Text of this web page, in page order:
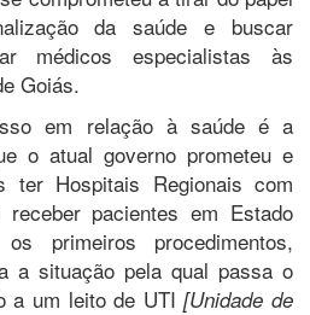
da saúde e buscar
médicos especialistas às
Goiás.
em relação à saúde é a
o atual governo prometeu e
ter Hospitais Regionais com
pacientes em Estado
primeiros procedimentos,
a situação pela qual passa o
a um leito de UTI[Unidade de